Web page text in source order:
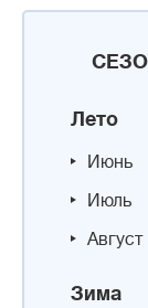
Лето
Июнь
Июль
Август
Зима